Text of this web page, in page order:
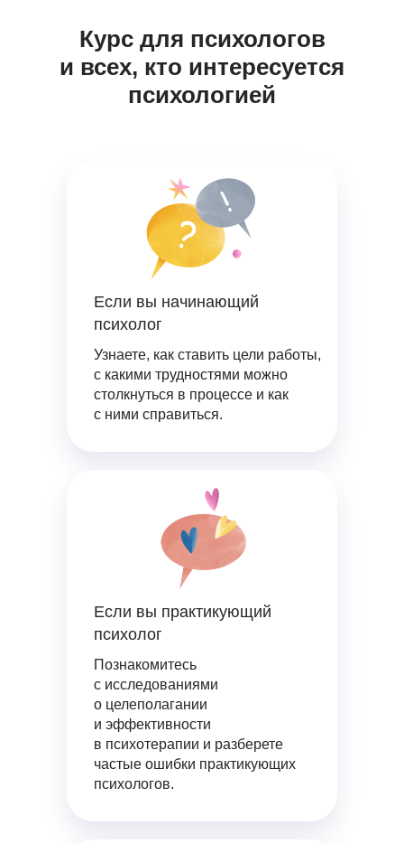
Курс для психологов
и всех, кто интересуется
психологией
Если вы практикующий
психолог
Если вы начинающий
психолог
Узнаете, как ставить цели работы,
с какими трудностями можно
столкнуться в процессе и как
с ними справиться.
Познакомитесь
с исследованиями
о целеполагании
и эффективности
в психотерапии и разберете
частые ошибки практикующих
психологов.